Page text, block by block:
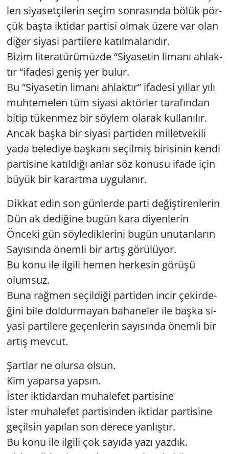
len si­ya­set­çi­le­rin seçim son­ra­sın­da bölük pör­
çük başta ik­ti­dar par­ti­si olmak üzere var olan
diğer si­ya­si par­ti­le­re ka­tıl­ma­la­rı­dır.
Bizim li­te­ra­tü­rü­müz­de “Si­ya­se­tin li­ma­nı ah­lak­
tır “ifa­de­si geniş yer bulur.
Bu “Si­ya­se­tin li­ma­nı ah­lak­tır” ifa­de­si yıl­lar yılı
muh­te­me­len tüm si­ya­si ak­tör­ler ta­ra­fın­dan
bitip tü­ken­mez bir söy­lem ola­rak kul­la­nı­lır.
Ancak başka bir si­ya­si par­ti­den mil­let­ve­ki­li
yada be­le­di­ye baş­ka­nı se­çil­miş bi­ri­si­nin kendi
par­ti­si­ne ka­tıl­dı­ğı anlar söz ko­nu­su ifade için
büyük bir ka­rart­ma uy­gu­la­nır.
Dik­kat edin son gün­ler­de parti de­ğiş­ti­ren­le­rin
Dün ak de­di­ği­ne bugün kara di­yen­le­rin
Ön­ce­ki gün söy­le­dik­le­ri­ni bugün unu­tan­la­rın
Sa­yı­sın­da önem­li bir artış gö­rü­lü­yor.
Bu konu ile il­gi­li hemen her­ke­sin gö­rü­şü
olum­suz.
Buna rağ­men se­çil­di­ği par­ti­den incir çe­kir­de­
ği­ni bile dol­dur­ma­yan ba­ha­ne­ler ile başka si­
ya­si par­ti­le­re ge­çen­le­rin sa­yı­sın­da önem­li bir
artış mev­cut.
Şart­lar ne olur­sa olsun.
Kim ya­par­sa yap­sın.
İster ik­ti­dar­dan mu­ha­le­fet par­ti­si­ne
İster mu­ha­le­fet par­ti­sin­den ik­ti­dar par­ti­si­ne
ge­çil­sin ya­pı­lan son de­re­ce yan­lış­tır.
Bu konu ile il­gi­li çok sa­yı­da yazı yaz­dık.
Yerel